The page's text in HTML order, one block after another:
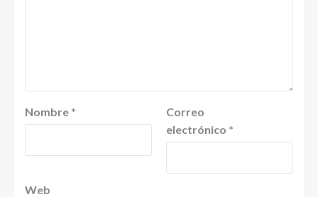
Nombre *
Correo
electrónico *
Web